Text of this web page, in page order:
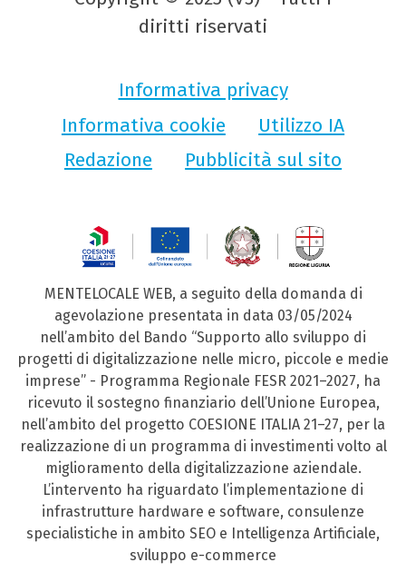
diritti riservati
Informativa privacy
Informativa cookie
Utilizzo IA
Redazione
Pubblicità sul sito
MENTELOCALE WEB, a seguito della domanda di
agevolazione presentata in data 03/05/2024
nell’ambito del Bando “Supporto allo sviluppo di
progetti di digitalizzazione nelle micro, piccole e medie
imprese” - Programma Regionale FESR 2021–2027, ha
ricevuto il sostegno finanziario dell’Unione Europea,
nell’ambito del progetto COESIONE ITALIA 21–27, per la
realizzazione di un programma di investimenti volto al
miglioramento della digitalizzazione aziendale.
L’intervento ha riguardato l’implementazione di
infrastrutture hardware e software, consulenze
specialistiche in ambito SEO e Intelligenza Artificiale,
sviluppo e-commerce